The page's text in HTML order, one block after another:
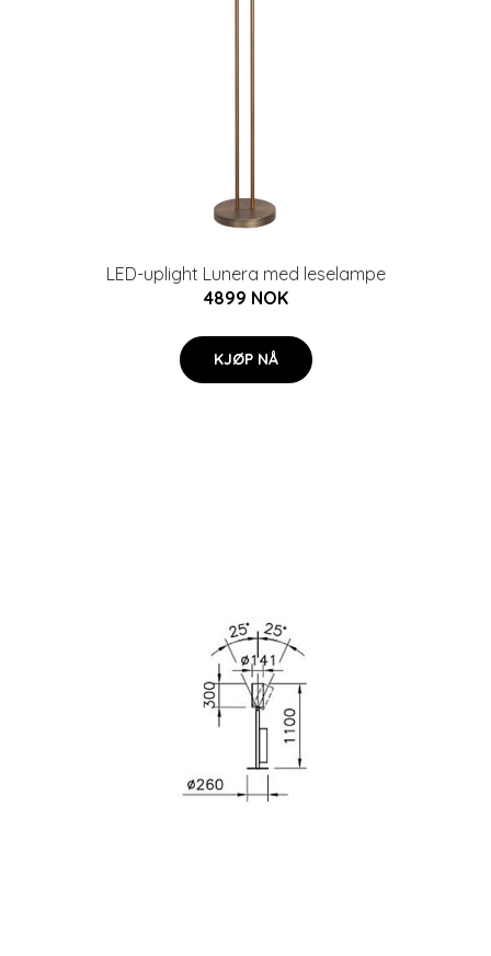
LED-uplight Lunera med leselampe
4899 NOK
KJØP NÅ